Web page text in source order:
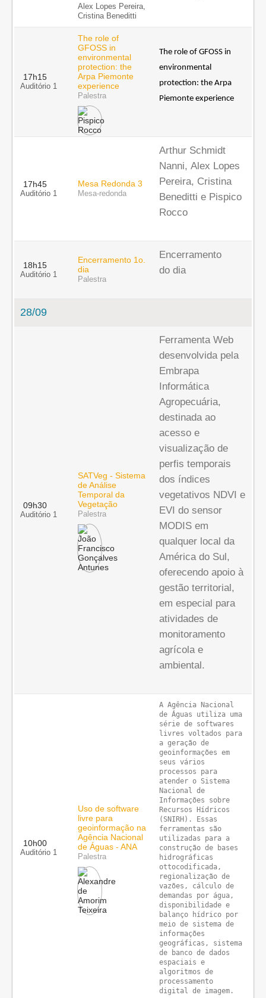
Alex Lopes Pereira,
Cristina Beneditti
17h15
Auditório 1
The role of
GFOSS in
environmental
protection: the
Arpa Piemonte
experience
Palestra
The role of GFOSS in
environmental
protection: the Arpa
Piemonte experience
17h45
Auditório 1
Mesa Redonda 3
Mesa-redonda
Arthur Schmidt
Nanni, Alex Lopes
Pereira, Cristina
Beneditti e Pispico
Rocco
18h15
Auditório 1
Encerramento 1o.
dia
Palestra
Encerramento
do dia
28/09
09h30
Auditório 1
SATVeg - Sistema
de Análise
Temporal da
Vegetação
Palestra
Ferramenta Web
desenvolvida pela
Embrapa
Informática
Agropecuária,
destinada ao
acesso e
visualização de
perfis temporais
dos índices
vegetativos NDVI e
EVI do sensor
MODIS em
qualquer local da
América do Sul,
oferecendo apoio à
gestão territorial,
em especial para
atividades de
monitoramento
agrícola e
ambiental.
10h00
Auditório 1
Uso de software
livre para
geoinformação na
Agência Nacional
de Águas - ANA
Palestra
A Agência Nacional
de Águas utiliza uma
série de softwares
livres voltados para
a geração de
geoinformações em
seus vários
processos para
atender o Sistema
Nacional de
Informações sobre
Recursos Hídricos
(SNIRH). Essas
ferramentas são
utilizadas para a
construção de bases
hidrográficas
ottocodificada,
regionalização de
vazões, cálculo de
demandas por água,
disponibilidade e
balanço hídrico por
meio de sistema de
informações
geográficas, sistema
de banco de dados
espaciais e
algoritmos de
processamento
digital de imagem.